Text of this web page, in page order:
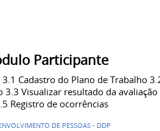
Participante
3.1 Cadastro do Plano de Trabalho
3.3 Visualizar resultado da
Registro de ocorrências
DE PESSOAS - DDP